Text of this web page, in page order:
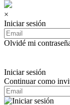
×
Iniciar sesión
Olvidé mi
Iniciar sesión
Continuar como